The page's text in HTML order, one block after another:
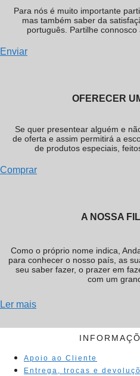
Para nós é muito importante
mas também saber da
português. Partilhe
Enviar
OFERECER
Se quer presentear alguém e
de oferta e assim permitirá a
de produtos especiais,
Comprar
A NOSSA
Como o próprio nome indica,
para conhecer o nosso país, as
seu saber fazer, o prazer em
com um
Ler mais
Apoio ao Cliente
Entrega, trocas e